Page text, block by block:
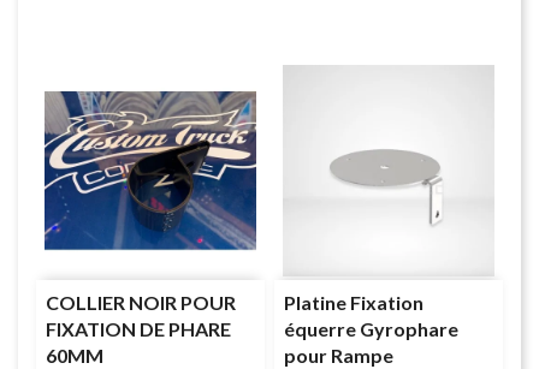
COLLIER NOIR POUR
FIXATION DE PHARE
60MM
Platine Fixation
équerre Gyrophare
pour Rampe